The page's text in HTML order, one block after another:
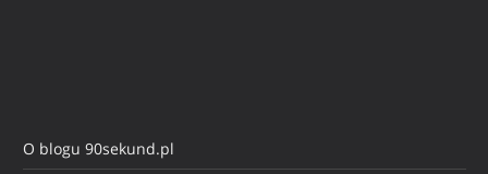
O blogu 90sekund.pl